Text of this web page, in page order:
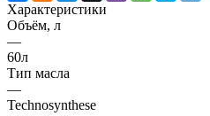
Характеристики
Объём, л
—
60л
Тип масла
—
Technosynthese